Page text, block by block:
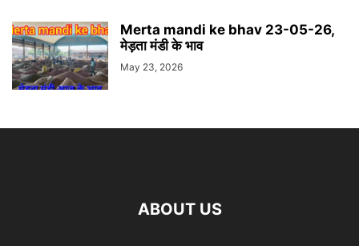
Merta mandi ke bhav 23-05-26,
मेड़ता मंडी के भाव
May 23, 2026
ABOUT US